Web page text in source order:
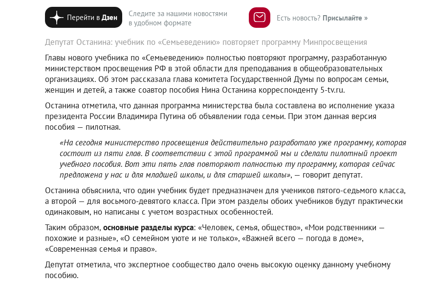
Перейти вДзен
Следите за нашими новостями
в удобном формате
Есть новость? Присылайте »
Депутат Останина: учебник по «Семьеведению» повторяет программу Минпросвещения
Главы нового учебника по «Семьеведению» полностью повторяют программу, разработанную
министерством просвещения РФ в этой области для преподавания в общеобразовательных
организациях. Об этом рассказала глава комитета Государственной Думы по вопросам семьи,
женщин и детей, а также соавтор пособия Нина Останина корреспонденту 5-tv.ru.
Останина отметила, что данная программа министерства была составлена во исполнение указа
президента России Владимира Путина об объявлении года семьи. При этом данная версия
пособия — пилотная.
«На сегодня министерство просвещения действительно разработало уже программу, которая
состоит из пяти глав. В соответствии с этой программой мы и сделали пилотный проект
учебного пособия. Вот эти пять глав повторяют полностью ту программу, которая сейчас
предложена у нас и для младшей школы, и для старшей школы», — говорит депутат.
Останина объяснила, что один учебник будет предназначен для учеников пятого-седьмого класса,
а второй — для восьмого-девятого класса. При этом разделы обоих учебников будут практически
одинаковым, но написаны с учетом возрастных особенностей.
Таким образом, основные разделы курса: «Человек, семья, общество», «Мои родственники —
похожие и разные», «О семейном уюте и не только», «Важней всего — погода в доме»,
«Современная семья и право».
Депутат отметила, что экспертное сообщество дало очень высокую оценку данному учебному
пособию.